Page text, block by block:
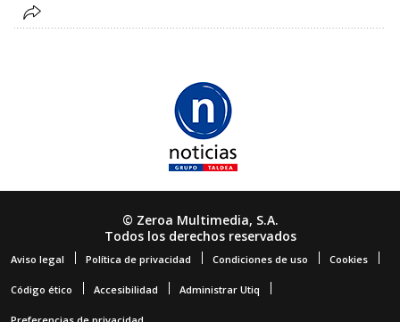
© Zeroa Multimedia, S.A.
Todos los derechos reservados
Aviso legal Política de privacidad Condiciones de uso Cookies
Código ético Accesibilidad Administrar Utiq